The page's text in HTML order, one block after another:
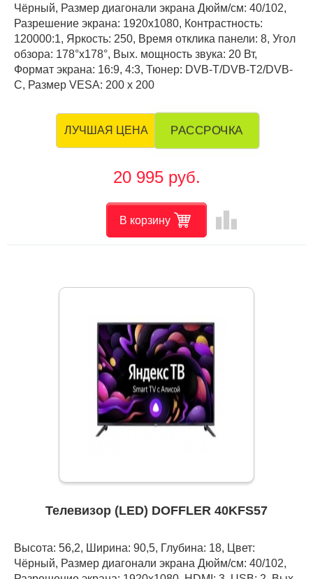
Чёрный, Размер диагонали экрана Дюйм/см: 40/102,
Разрешение экрана: 1920x1080, Контрастность:
120000:1, Яркость: 250, Время отклика панели: 8, Угол
обзора: 178°x178°, Вых. мощность звука: 20 Вт,
Формат экрана: 16:9, 4:3, Тюнер: DVB-Т/DVB-T2/DVB-
C, Размер VESA: 200 x 200
ЛУЧШАЯ ЦЕНА РАССРОЧКА
20 995 руб.
В корзину leaderboard
Телевизор (LED) DOFFLER 40KFS57
Высота: 56,2, Ширина: 90,5, Глубина: 18, Цвет:
Чёрный, Размер диагонали экрана Дюйм/см: 40/102,